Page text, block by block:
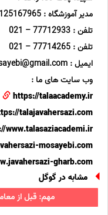
مدیر آموزشگاه : 09125167965
تلفن : 77712933 – 021
تلفن : 77714265 – 021
ایمیل : talajavahersazimosayebi@gmail.com
وب سایت های ما :
https://talaacademy.ir
talajavahersazi.com
www.talasaziacademi.ir
mosayebi.com
gharb.com
مشابه در گوگل
مهم: قبل از